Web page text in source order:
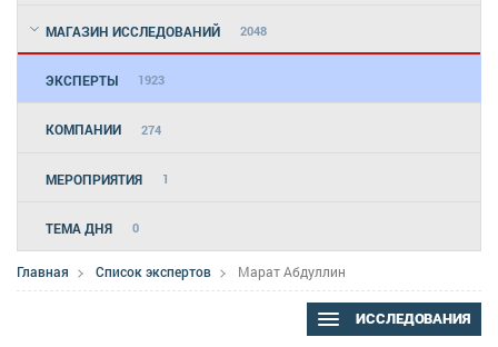
МАГАЗИН ИССЛЕДОВАНИЙ 2048
ЭКСПЕРТЫ 1923
КОМПАНИИ 274
МЕРОПРИЯТИЯ 1
ТЕМА ДНЯ 0
Главная Список экспертов Марат Абдуллин
ИССЛЕДОВАНИЯ